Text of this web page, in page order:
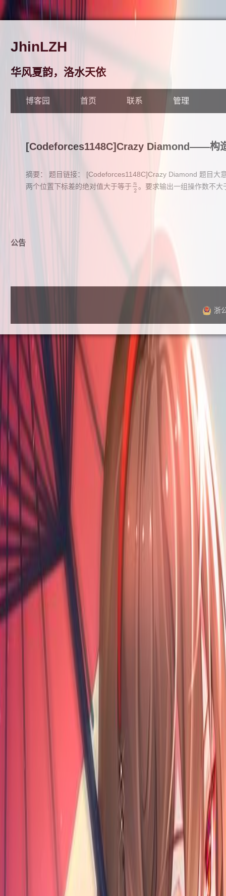
JhinLZH
华风夏韵，洛水天依
博客园 首页 联系 管理
[Codeforces1148C]Crazy Diamond——构
摘要： 题目链接： [Codeforces1148C]Crazy Diamond 题目大
两个位置下标差的绝对值大于等于 n
2
n2。要求输出一组操作数不大
公告
浙